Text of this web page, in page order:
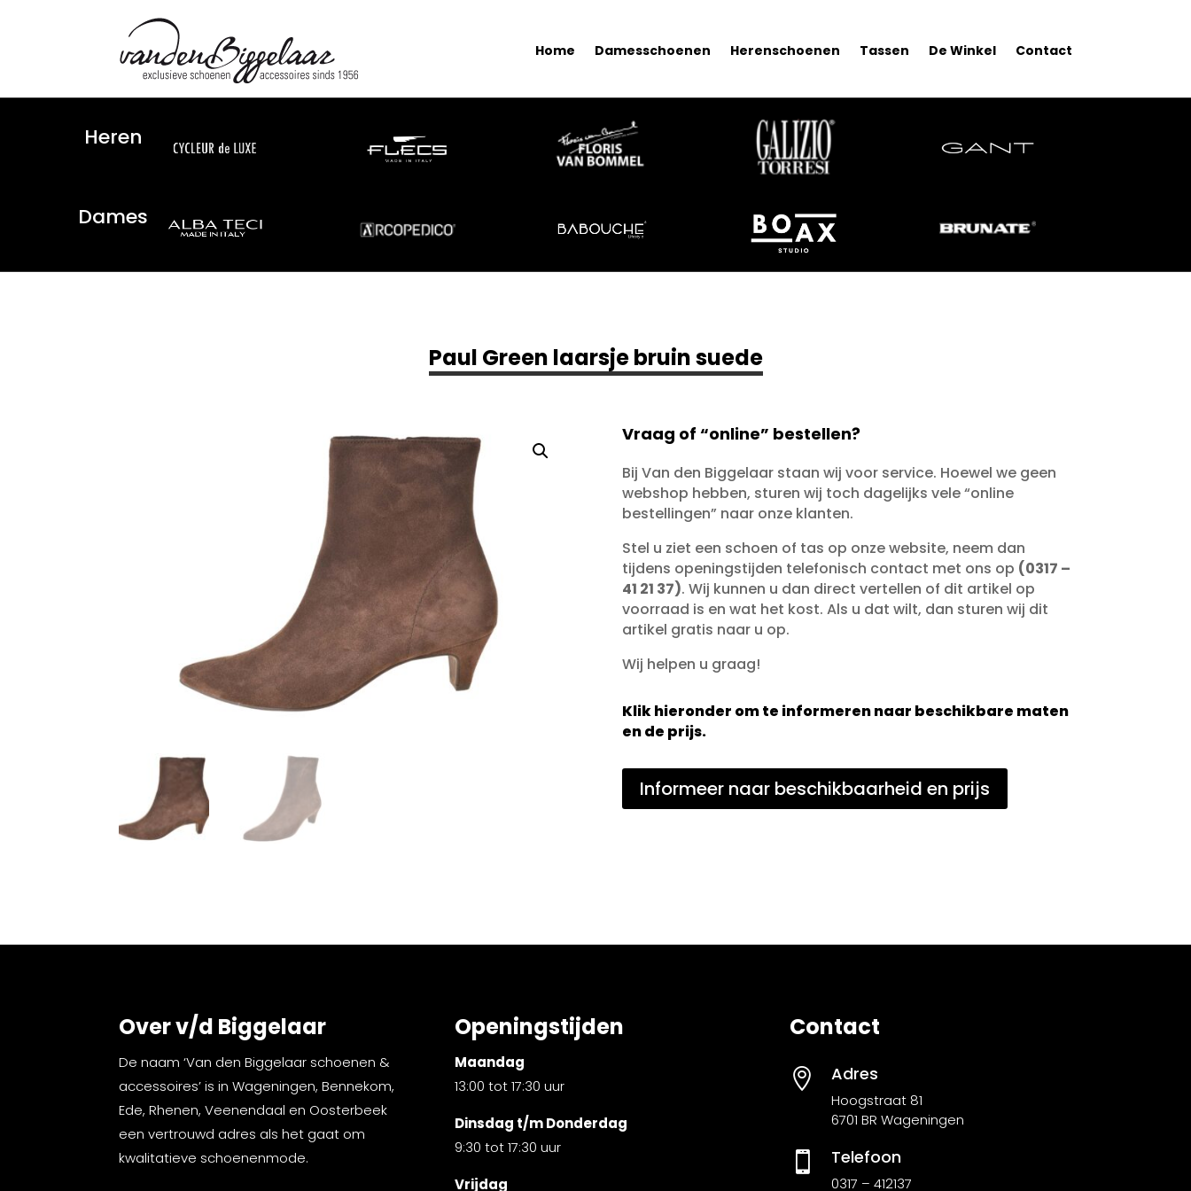
Home Damesschoenen Herenschoenen Tassen De Winkel Contact
Heren
Dames
Paul Green laarsje bruin suede
Vraag of “online” bestellen?
Bij Van den Biggelaar staan wij voor service. Hoewel we geen
webshop hebben, sturen wij toch dagelijks vele “online
bestellingen” naar onze klanten.
Stel u ziet een schoen of tas op onze website, neem dan
tijdens openingstijden telefonisch contact met ons op (0317 –
41 21 37). Wij kunnen u dan direct vertellen of dit artikel op
voorraad is en wat het kost. Als u dat wilt, dan sturen wij dit
artikel gratis naar u op.
Wij helpen u graag!
Klik hieronder om te informeren naar beschikbare maten
en de prijs.
Informeer naar beschikbaarheid en prijs
Over v/d Biggelaar
De naam ‘Van den Biggelaar schoenen &
accessoires’ is in Wageningen, Bennekom,
Ede, Rhenen, Veenendaal en Oosterbeek
een vertrouwd adres als het gaat om
kwalitatieve schoenenmode.
Openingstijden
Maandag
13:00 tot 17:30 uur
Dinsdag t/m Donderdag
9:30 tot 17:30 uur
Vrijdag
Contact
 Adres
Hoogstraat 81
6701 BR Wageningen
 Telefoon
0317 – 412137